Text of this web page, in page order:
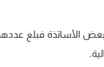
بعض الأساتذة فبلغ